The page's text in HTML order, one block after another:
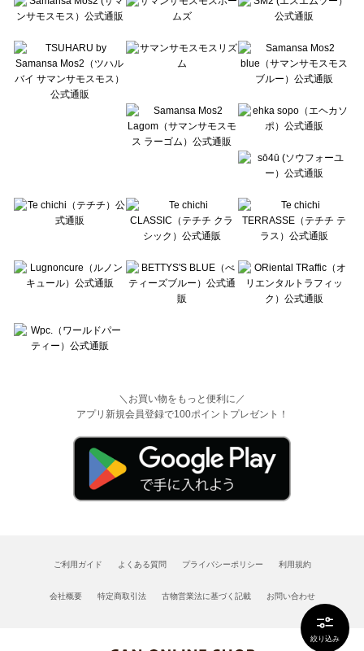
絞り込み
Te chichi CLASSIC（テチチ クラシック）のボトムス一覧
Lugnoncure（ルノンキュール）のボトムス一覧
BETTY'S BLUE（べティーズブルー）のボトムス一覧
Wpc.（ワールドパーティー）のボトムス一覧
＼お買い物をもっと便利に／
アプリ新規会員登録で100ポイントプレゼント！
ご利用ガイド よくある質問 プライバシーポリシー 利用規約
会社概要 特定商取引法 古物営業法に基づく記載 お問い合わせ